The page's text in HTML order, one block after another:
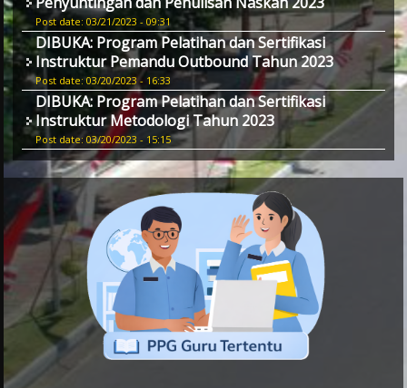
Post date: 03/21/2023 - 09:31
DIBUKA: Program Pelatihan dan Sertifikasi
Instruktur Pemandu Outbound Tahun 2023
Post date: 03/20/2023 - 16:33
DIBUKA: Program Pelatihan dan Sertifikasi
Instruktur Metodologi Tahun 2023
Post date: 03/20/2023 - 15:15